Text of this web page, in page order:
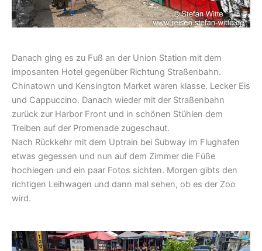
Danach ging es zu Fuß an der Union Station mit dem
imposanten Hotel gegenüber Richtung Straßenbahn.
Chinatown und Kensington Market waren klasse. Lecker Eis
und Cappuccino. Danach wieder mit der Straßenbahn
zurück zur Harbor Front und in schönen Stühlen dem
Treiben auf der Promenade zugeschaut.
Nach Rückkehr mit dem Uptrain bei Subway im Flughafen
etwas gegessen und nun auf dem Zimmer die Füße
hochlegen und ein paar Fotos sichten. Morgen gibts den
richtigen Leihwagen und dann mal sehen, ob es der Zoo
wird.